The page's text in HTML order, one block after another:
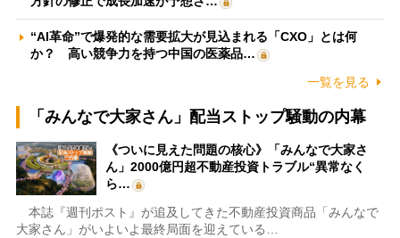
“AI革命”で爆発的な需要拡大が見込まれる「CXO」とは何
か？ 高い競争力を持つ中国の医薬品…
一覧を見る
「みんなで大家さん」配当ストップ騒動の内幕
《ついに見えた問題の核心》「みんなで大家さ
ん」2000億円超不動産投資トラブル“異常なく
ら…
本誌『週刊ポスト』が追及してきた不動産投資商品「みんなで
大家さん」がいよいよ最終局面を迎えている…